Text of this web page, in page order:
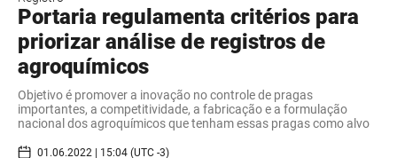
Portaria regulamenta critérios para
priorizar análise de registros de
agroquímicos
Objetivo é promover a inovação no controle de pragas
importantes, a competitividade, a fabricação e a formulação
nacional dos agroquímicos que tenham essas pragas como alvo
01.06.2022 | 15:04 (UTC -3)